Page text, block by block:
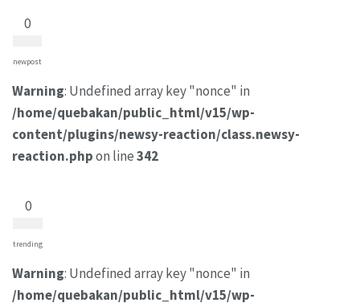
0
newpost
Warning: Undefined array key "nonce" in
/home/quebakan/public_html/v15/wp-
content/plugins/newsy-reaction/class.newsy-
reaction.phpon line342
0
trending
Warning: Undefined array key "nonce" in
/home/quebakan/public_html/v15/wp-